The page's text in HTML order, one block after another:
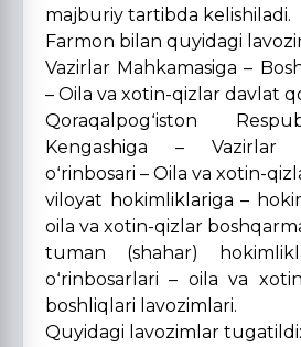
majburiy tartibda kelishiladi.
Farmon bilan quyidagi
Vazirlar Mahkamasiga –
– Oila va xotin-qizlar davlat
Qoraqalpogʻiston
Kengashiga – Vazirlar
oʻrinbosari – Oila va xotin-
viloyat hokimliklariga –
oila va xotin-qizlar
tuman (shahar)
oʻrinbosarlari – oila va
boshliqlari lavozimlari.
Quyidagi lavozimlar tugatildi: